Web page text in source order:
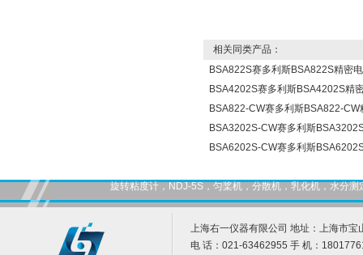
相关同类产品：
BSA822S赛多利斯BSA822S精密
BSA4202S赛多利斯BSA4202S精
BSA822-CW赛多利斯BSA822-
BSA3202S-CW赛多利斯
BSA6202S-CW赛多利斯
旋转粘度计，NDJ-5S，匀桨机，分散机，乳化机，水分
上海右一仪器有限公司 地址：上海市宝
电 话：021-63462955 手 机：